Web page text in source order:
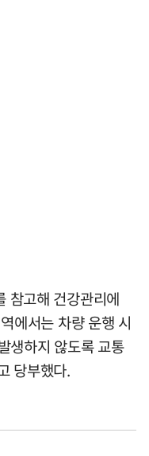
참고해 건강관리에
에서는 차량 운행 시
생하지 않도록 교통
당부했다.